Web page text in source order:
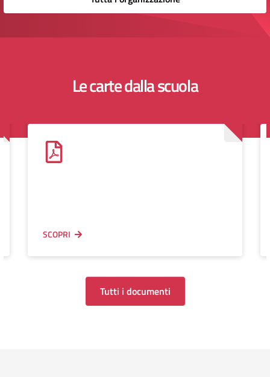
Le carte dalla scuola
SCOPRI
Tutti i documenti